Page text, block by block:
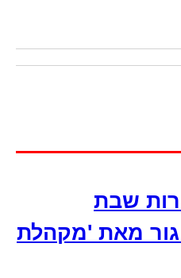
שבת
גור מאת 'מקהלת